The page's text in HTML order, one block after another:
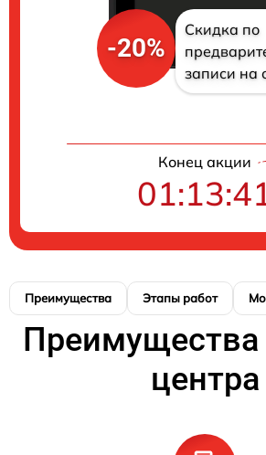
-20%
Скидка по
записи на
Конец акции
Преимущества Этапы работ
Преимущества
центра